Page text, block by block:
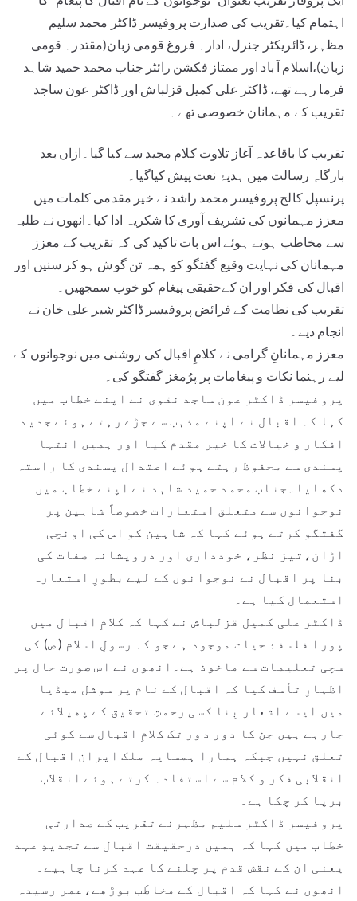
اہتمام کیا۔تقریب کی صدارت پروفیسر ڈاکٹر محمد سلیم
مظہر، ڈائریکٹر جنرل، ادارہ فروغ قومی زبان(مقتدرہ قومی
زبان)،اسلام آ باد اور ممتاز فکشن رائٹر جناب محمد حمید شاہد
فرما رہے تھے، ڈاکٹر علی کمیل قزلباش اور ڈاکٹر عون ساجد
تقریب کے مہمانان خصوصی تھے۔
تقریب کا باقاعدہ آغاز تلاوت کلام مجید سے کیا گیا۔ازاں بعد
بارگاہِ رسالت میں ہدیۂ نعت پیش کیاگیا۔
پرنسپل کالج پروفیسر محمد راشد نے خیر مقدمی کلمات میں
معزز مہمانوں کی تشریف آوری کا شکریہ ادا کیا۔انھوں نے طلبہ
سے مخاطب ہوتے ہوئے اس بات تاکید کی کہ تقریب کے معزز
مہمانان کی نہایت وقیع گفتگو کو ہمہ تن گوش ہو کر سنیں اور
اقبال کی فکر اور ان کےحقیقی پیغام کو خوب سمجھیں۔
تقریب کی نظامت کے فرائض پروفیسر ڈاکٹر شیر علی خان نے
انجام دیے۔
معزز مہمانانِ گرامی نے کلامِ اقبال کی روشنی میں نوجوانوں کے
لیے رہنما نکات و پیغامات پر پرُمغز گفتگو کی۔
پروفیسر ڈاکٹر عون ساجد نقوی نے اپنے خطاب میں
کہا کہ اقبال نے اپنے مذہب سے جڑے رہتے ہوئے جدید
افکار و خیالات کا خیر مقدم کیا اور ہمیں انتہا
پسندی سے محفوظ رہتے ہوئے اعتدال پسندی کا راستہ
دکھایا۔جناب محمد حمید شاہد نے اپنے خطاب میں
نوجوانوں سے متعلق استعارات خصوصاً شاہین پر
گفتگو کرتے ہوئے کہا کہ شاہین کو اس کی اونچی
اڑان،تیز نظر، خودداری اور درویشانہ صفات کی
بنا پر اقبال نے نوجوانوں کے لیے بطورِ استعارہ
استعمال کیا ہے۔
ڈاکٹر علی کمیل قزلباش نے کہا کہ کلامِ اقبال میں
پورا فلسفۂ حیات موجود ہے جو کہ رسولِ اسلام ( ص) کی
سچی تعلیمات سے ماخوذ ہے۔انھوں نے اس صورت حال پر
اظہارِ تأسف کیا کہ اقبال کے نام پر سوشل میڈیا
میں ایسے اشعار بِنا کسی زحمتِ تحقیق کے پھیلائے
جارہے ہیں جن کا دور دور تک کلامِ اقبال سے کوئی
تعلق نہیں جبکہ ہمارا ہمسایہ ملک ایران اقبال کے
انقلابی فکر و کلام سے استفادہ کرتے ہوئے انقلاب
برپا کر چکا ہے۔
پروفیسر ڈاکٹر سلیم مظہرنے تقریب کے صدارتی
خطاب میں کہا کہ ہمیں درحقیقت اقبال سے تجدیدِ عہد
یعنی ان کے نقش قدم پر چلنے کا عہد کرنا چاہیے۔
انھوں نے کہا کہ اقبال کے مخاطَب بوڑھے،عمر رسیدہ